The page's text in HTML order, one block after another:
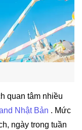
quan tâm nhiều
Nhật Bản . Mức
ngày trong tuần